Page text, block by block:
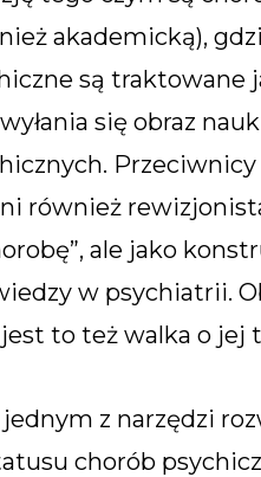
akademicką),
są traktowane
się obraz
również
ale jako
w psychiatrii.
to też walka o jej
z narzędzi
chorób